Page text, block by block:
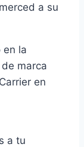
a su
en la
marca
en
a tu